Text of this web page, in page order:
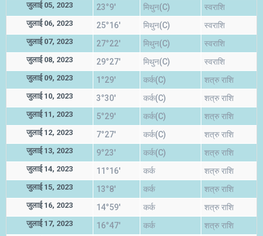
जुलाई 05, 2023 23°9' मिथुन(C) स्वराशि
जुलाई 06, 2023 25°16' मिथुन(C) स्वराशि
जुलाई 07, 2023 27°22' मिथुन(C) स्वराशि
जुलाई 08, 2023 29°27' मिथुन(C) स्वराशि
जुलाई 09, 2023 1°29' कर्क(C) शत्रु राशि
जुलाई 10, 2023 3°30' कर्क(C) शत्रु राशि
जुलाई 11, 2023 5°29' कर्क(C) शत्रु राशि
जुलाई 12, 2023 7°27' कर्क(C) शत्रु राशि
जुलाई 13, 2023 9°23' कर्क(C) शत्रु राशि
जुलाई 14, 2023 11°16' कर्क शत्रु राशि
जुलाई 15, 2023 13°8' कर्क शत्रु राशि
जुलाई 16, 2023 14°59' कर्क शत्रु राशि
जुलाई 17, 2023 16°47' कर्क शत्रु राशि